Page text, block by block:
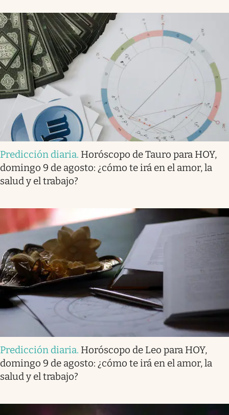
Predicción diaria. Horóscopo de Tauro para HOY,
domingo 9 de agosto: ¿cómo te irá en el amor, la
salud y el trabajo?
Predicción diaria. Horóscopo de Leo para HOY,
domingo 9 de agosto: ¿cómo te irá en el amor, la
salud y el trabajo?